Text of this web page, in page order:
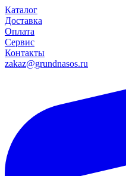
Каталог
Доставка
Оплата
Сервис
Контакты
zakaz@grundnasos.ru